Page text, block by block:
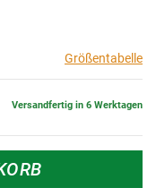
Größentabelle
Versandfertig in 6 Werktagen